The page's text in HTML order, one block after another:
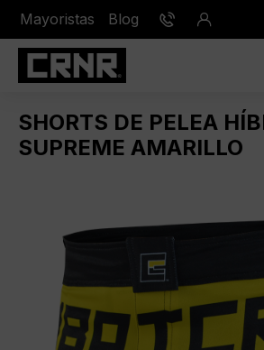
Mayoristas Blog
SHORTS DE PELEA
SUPREME AMARILLO